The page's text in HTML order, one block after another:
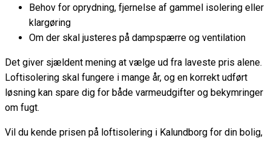
Behov for oprydning, fjernelse af gammel isolering eller
klargøring
Om der skal justeres på dampspærre og ventilation
Det giver sjældent mening at vælge ud fra laveste pris alene.
Loftisolering skal fungere i mange år, og en korrekt udført
løsning kan spare dig for både varmeudgifter og bekymringer
om fugt.
Vil du kende prisen på loftisolering i Kalundborg for din bolig,